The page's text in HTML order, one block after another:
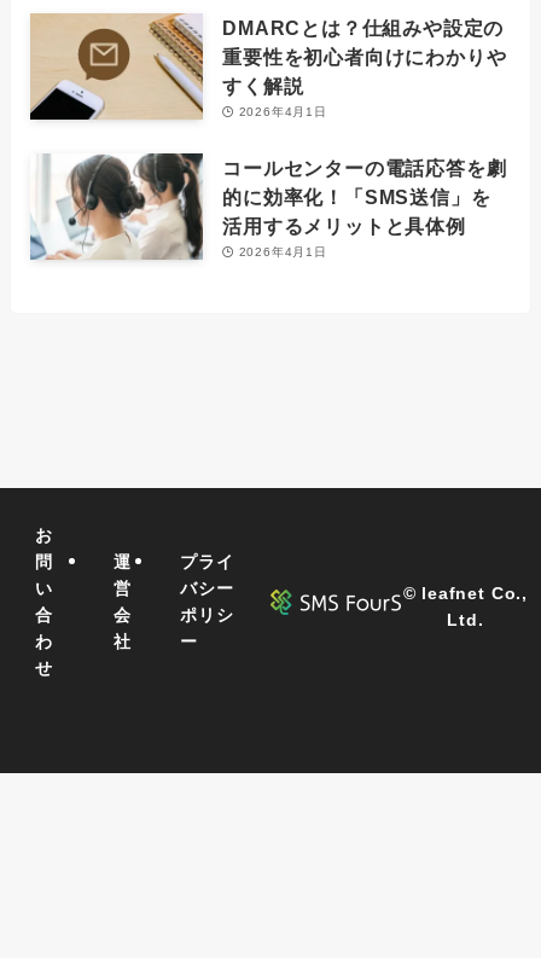
DMARCとは？仕組みや設定の
重要性を初心者向けにわかりや
すく解説
2026年4月1日
コールセンターの電話応答を劇
的に効率化！「SMS送信」を
活用するメリットと具体例
2026年4月1日
お
問
い
合
わ
せ
運
営
会
社
プライ
バシー
ポリシ
ー
© leafnet Co.,
Ltd.